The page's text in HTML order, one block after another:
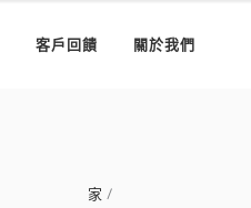
客戶回饋 關於我們
家